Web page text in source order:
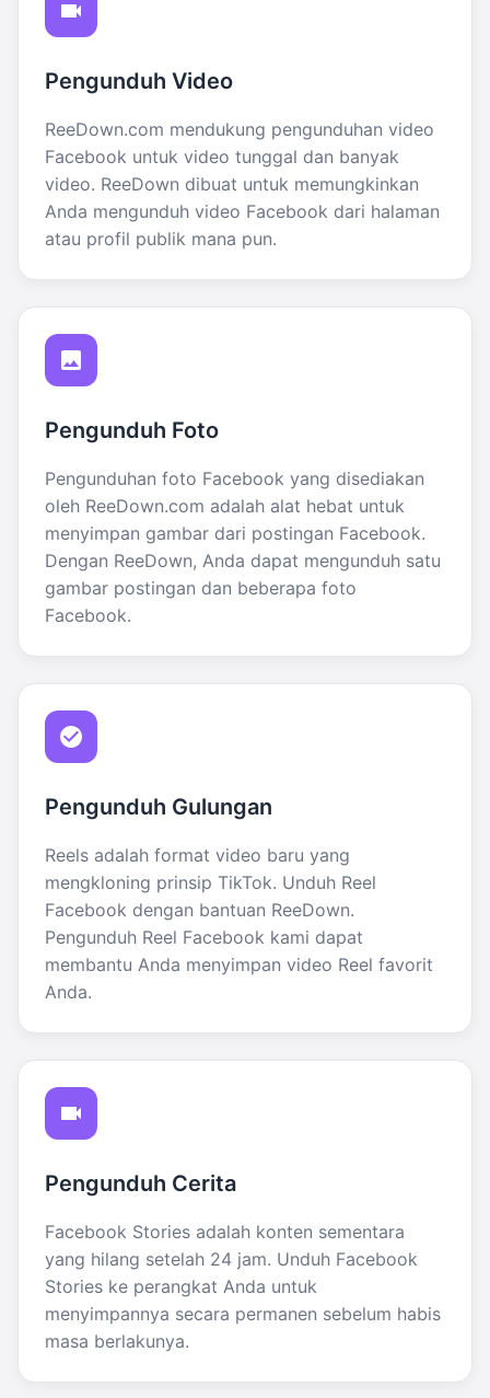
Pengunduh Video
ReeDown.com mendukung pengunduhan video
Facebook untuk video tunggal dan banyak
video. ReeDown dibuat untuk memungkinkan
Anda mengunduh video Facebook dari halaman
atau profil publik mana pun.
Pengunduh Foto
Pengunduhan foto Facebook yang disediakan
oleh ReeDown.com adalah alat hebat untuk
menyimpan gambar dari postingan Facebook.
Dengan ReeDown, Anda dapat mengunduh satu
gambar postingan dan beberapa foto
Facebook.
Pengunduh Gulungan
Reels adalah format video baru yang
mengkloning prinsip TikTok. Unduh Reel
Facebook dengan bantuan ReeDown.
Pengunduh Reel Facebook kami dapat
membantu Anda menyimpan video Reel favorit
Anda.
Pengunduh Cerita
Facebook Stories adalah konten sementara
yang hilang setelah 24 jam. Unduh Facebook
Stories ke perangkat Anda untuk
menyimpannya secara permanen sebelum habis
masa berlakunya.